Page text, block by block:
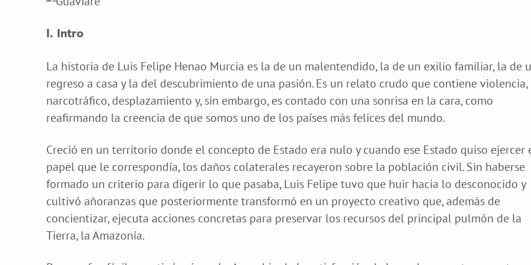
I. Intro
La historia de Luis Felipe Henao Murcia es la de un malentendido, la de un exilio familiar, la de
regreso a casa y la del descubrimiento de una pasión. Es un relato crudo que contiene violencia,
narcotráfico, desplazamiento y, sin embargo, es contado con una sonrisa en la cara, como
reafirmando la creencia de que somos uno de los países más felices del mundo.
Creció en un territorio donde el concepto de Estado era nulo y cuando ese Estado quiso ejercer
papel que le correspondía, los daños colaterales recayeron sobre la población civil. Sin haberse
formado un criterio para digerir lo que pasaba, Luis Felipe tuvo que huir hacia lo desconocido y
cultivó añoranzas que posteriormente transformó en un proyecto creativo que, además de
concientizar, ejecuta acciones concretas para preservar los recursos del principal pulmón de la
Tierra, la Amazonía.